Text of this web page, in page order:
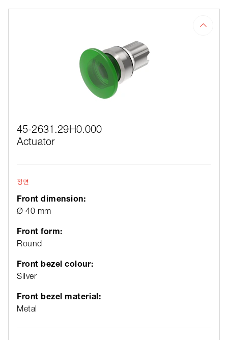
45-2631.29H0.000
Actuator
정면
Front dimension:
Ø 40 mm
Front form:
Round
Front bezel colour:
Silver
Front bezel material:
Metal